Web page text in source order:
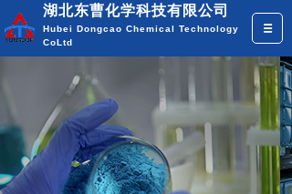
多年专注化学品研发
为企业提供全面的化工原料供应
全国热线：18971318572
湖北东曹化学科技有限公司
Hubei Dongcao Chemical Technology
CoLtd